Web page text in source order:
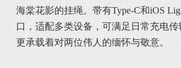
海棠花影的挂绳。带有Type-C和iOS
口，适配多类设备，可满足日常充电
更承载着对两位伟人的缅怀与敬意。